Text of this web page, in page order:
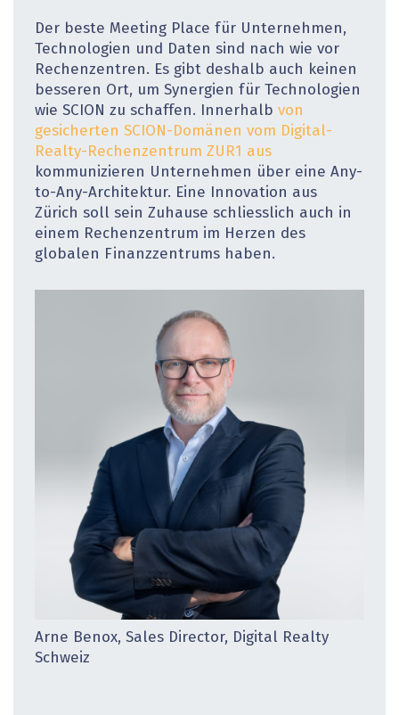
Der beste Meeting Place für Unternehmen,
Technologien und Daten sind nach wie vor
Rechenzentren. Es gibt deshalb auch keinen
besseren Ort, um Synergien für Technologien
wie SCION zu schaffen. Innerhalb von
gesicherten SCION-Domänen vom Digital-
Realty-Rechenzentrum ZUR1 aus
kommunizieren Unternehmen über eine Any-
to-Any-Architektur. Eine Innovation aus
Zürich soll sein Zuhause schliesslich auch in
einem Rechenzentrum im Herzen des
globalen Finanzzentrums haben.
Arne Benox, Sales Director, Digital Realty
Schweiz